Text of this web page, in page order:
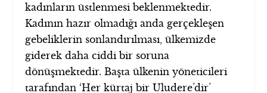
kadınların üstlenmesi beklenmektedir.
Kadının hazır olmadığı anda gerçekleşen
gebeliklerin sonlandırılması, ülkemizde
giderek daha ciddi bir soruna
dönüşmektedir. Başta ülkenin yöneticileri
tarafından ‘Her kürtaj bir Uludere’dir’